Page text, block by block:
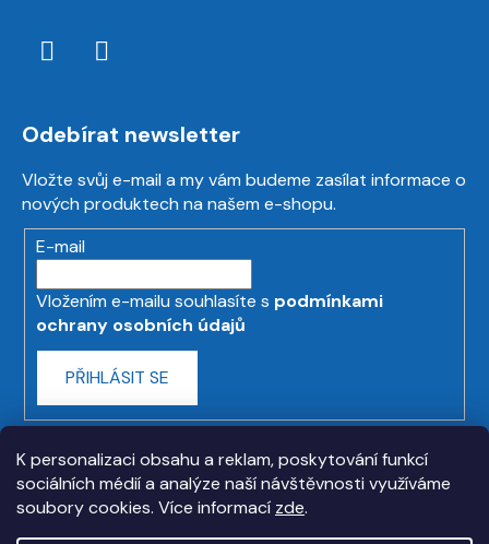
K personalizaci obsahu a reklam, poskytování funkcí
sociálních médií a analýze naší návštěvnosti využíváme
soubory cookies. Více informací zde.
Odebírat newsletter
Vložte svůj e-mail a my vám budeme zasílat informace o
nových produktech na našem e-shopu.
E-mail
Vložením e-mailu souhlasíte s podmínkami
ochrany osobních údajů
PŘIHLÁSIT SE